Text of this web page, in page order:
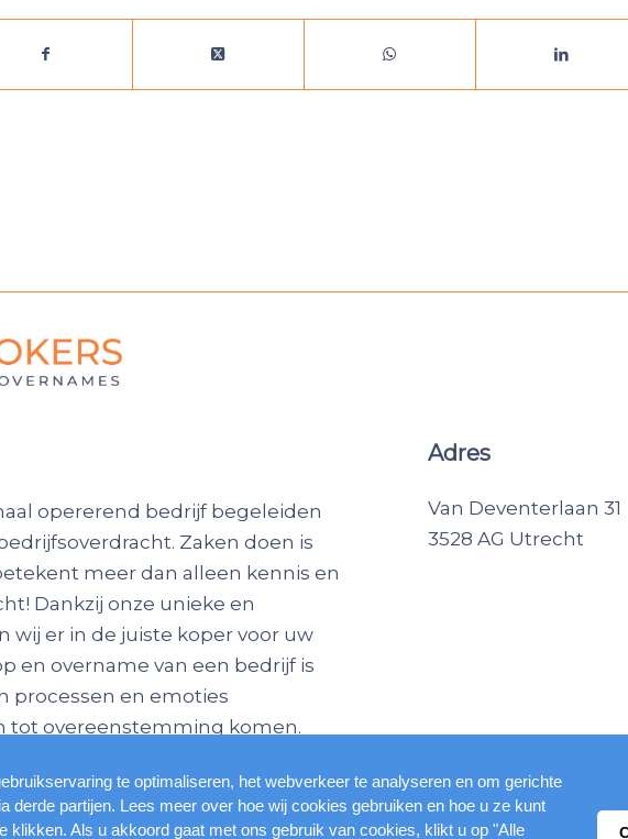
opererend bedrijf begeleiden
Zaken doen is
meer dan alleen kennis en
Dankzij onze unieke en
wij er in de juiste koper voor uw
en overname van een bedrijf is
processen en emoties
tot overeenstemming komen.
Adres
Van Deventerlaan 31
3528 AG Utrecht
te optimaliseren, het webverkeer te analyseren en om gerichte
derde partijen. Lees meer over hoe wij cookies gebruiken en hoe u ze kunt
klikken. Als u akkoord gaat met ons gebruik van cookies, klikt u op "Alle